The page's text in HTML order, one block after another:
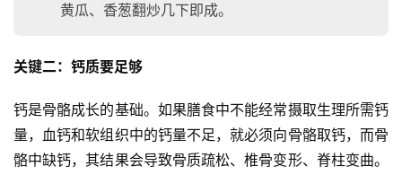
黄瓜、香葱翻炒几下即成。
关键二：钙质要足够
钙是骨骼成长的基础。如果膳食中不能经常摄取生理所需钙
量，血钙和软组织中的钙量不足，就必须向骨骼取钙，而骨
骼中缺钙，其结果会导致骨质疏松、椎骨变形、脊柱变曲。